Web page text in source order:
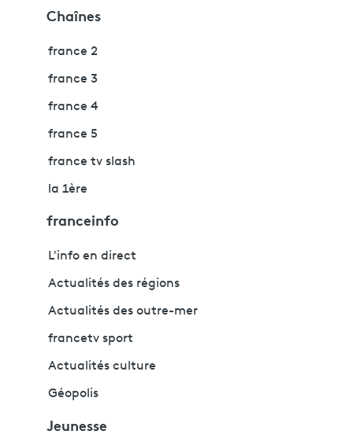
Chaînes
france 2
france 3
france 4
france 5
france tv slash
la 1ère
franceinfo
L'info en direct
Actualités des régions
Actualités des outre-mer
francetv sport
Actualités culture
Géopolis
Jeunesse